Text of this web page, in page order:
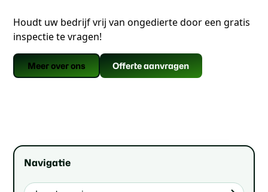
Houdt uw bedrijf vrij van ongedierte door een gratis
inspectie te vragen!
Meer over ons Offerte aanvragen
Navigatie